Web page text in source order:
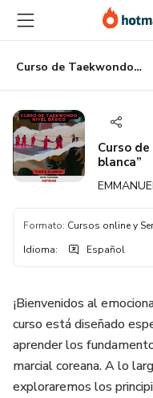
principal
página
de
página
Curso de Taekwondo Nivel Básico “Cinta blanca”
Curso
blanca”
Formato: Cursos online y
Idioma: Español
¡Bienvenidos al
curso está diseñado
aprender los
marcial coreana. A lo
exploraremos los